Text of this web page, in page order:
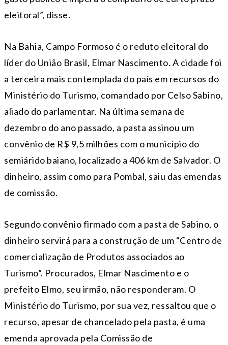
eleitoral”, disse.
Na Bahia, Campo Formoso é o reduto eleitoral do
líder do União Brasil, Elmar Nascimento. A cidade foi
a terceira mais contemplada do país em recursos do
Ministério do Turismo, comandado por Celso Sabino,
aliado do parlamentar. Na última semana de
dezembro do ano passado, a pasta assinou um
convênio de R$ 9,5 milhões com o município do
semiárido baiano, localizado a 406 km de Salvador. O
dinheiro, assim como para Pombal, saiu das emendas
de comissão.
Segundo convênio firmado com a pasta de Sabino, o
dinheiro servirá para a construção de um “Centro de
comercialização de Produtos associados ao
Turismo”. Procurados, Elmar Nascimento e o
prefeito Elmo, seu irmão, não responderam. O
Ministério do Turismo, por sua vez, ressaltou que o
recurso, apesar de chancelado pela pasta, é uma
emenda aprovada pela Comissão de